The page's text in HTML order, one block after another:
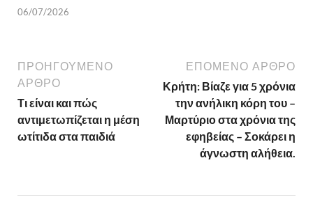
06/07/2026
ΠΡΟΗΓΟΎΜΕΝΟ
ΆΡΘΡΟ
Τι είναι και πώς
αντιμετωπίζεται η μέση
ωτίτιδα στα παιδιά
ΕΠΌΜΕΝΟ ΆΡΘΡΟ
Κρήτη: Βίαζε για 5 χρόνια
την ανήλικη κόρη του –
Μαρτύριο στα χρόνια της
εφηβείας – Σοκάρει η
άγνωστη αλήθεια.